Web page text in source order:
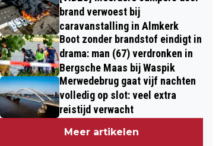
brand verwoest bij
caravanstalling in Almkerk
Boot zonder brandstof eindigt in
drama: man (67) verdronken in
Bergsche Maas bij Waspik
Merwedebrug gaat vijf nachten
volledig op slot: veel extra
reistijd verwacht
Meer artikelen